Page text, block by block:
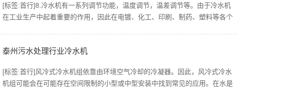
给换热器或线圈在空气处理机组或其他类型的终端设备的冷却在其各自的空
间，然后冷却水重新分发回冷凝器被冷却了。在工业应用，冷冻水或其它液体
上，水冷比风冷能效比要高出300到500的kcal/h；在安装上，水冷需纳入冷却
塔方可使用，风冷则是可移动，无需其他辅助。4、冷凝器和蒸发器的清洗世界
品牌压缩机和高效冷凝器，蒸发器组合，超强制冷，省电节能，低噪音，寿命
[标签:首行]8.冷水机有一系列调节功能，温度调节，温差调节等。由于冷水机
在工业生产中起着重要的作用，因此在电镀、化工、印刷、制药、塑料等各个
先按机组的停止按钮（报警灯将熄灭），再检查故障原因，在故障未排除前不
较大污逅系统的结构材料，减少水质积垢、沉淀、腐蚀物等影响系统的换热，
降低机组性能，增加运行和维护成本。在实际的应用中，冷水机和冷冻机的区
泰州污水处理行业冷水机
[标签:首行]风冷式冷水机组依靠由环境空气冷却的冷凝器。因此，风冷式冷水
机组可能会在可能存在空间限制的小型或中型安装中找到常见的应用。在水是